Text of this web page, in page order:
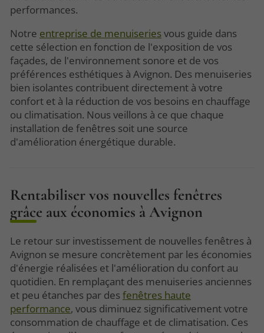
performances.
Notre entreprise de menuiseriesvous guide dans
cette sélection en fonction de l'exposition de vos
façades, de l'environnement sonore et de vos
préférences esthétiques à Avignon. Des menuiseries
bien isolantes contribuent directement à votre
confort et à la réduction de vos besoins en chauffage
ou climatisation. Nous veillons à ce que chaque
installation de fenêtres soit une source
d'amélioration énergétique durable.
Rentabiliser vos nouvelles fenêtres
grâce aux économies à Avignon
Le retour sur investissement de nouvelles fenêtres à
Avignon se mesure concrètement par les économies
d'énergie réalisées et l'amélioration du confort au
quotidien. En remplaçant des menuiseries anciennes
et peu étanches par des fenêtres haute
performance, vous diminuez significativement votre
consommation de chauffage et de climatisation. Ces